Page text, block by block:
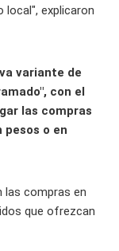
local", explicaron
variante de
con el
las compras
pesos o en
las compras en
que ofrezcan